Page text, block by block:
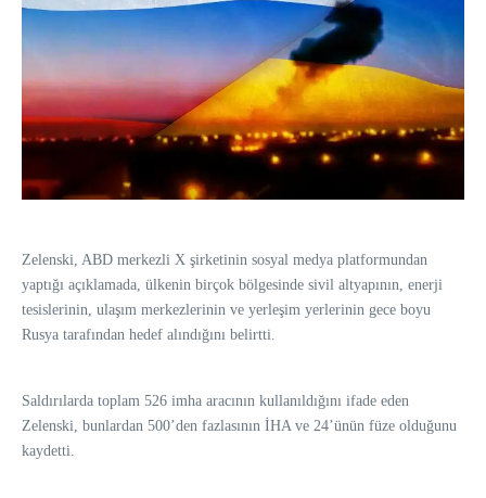
Zelenski, ABD merkezli X şirketinin sosyal medya platformundan
yaptığı açıklamada, ülkenin birçok bölgesinde sivil altyapının, enerji
tesislerinin, ulaşım merkezlerinin ve yerleşim yerlerinin gece boyu
Rusya tarafından hedef alındığını belirtti.
Saldırılarda toplam 526 imha aracının kullanıldığını ifade eden
Zelenski, bunlardan 500’den fazlasının İHA ve 24’ünün füze olduğunu
kaydetti.